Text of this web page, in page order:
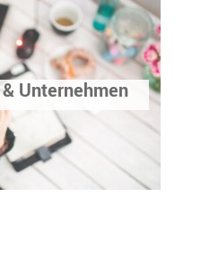
Unternehmen